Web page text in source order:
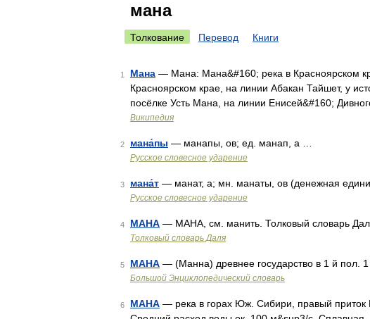
мана
Толкование Перевод Книги
1 Мана — Мана: Мана&#160; река в Красноярском
Красноярском крае, на линии Абакан Тайшет, у
посёлке Усть Мана, на линии Енисей&#160;
Википедия
2 мана́пы — манапы, ов; ед. манап, а …
Русское словесное ударение
3 мана́т — манат, а; мн. манаты, ов (денежная
Русское словесное ударение
4 МАНА — МАНА, см. манить. Толковый словарь
Толковый словарь Даля
5 МАНА — (Манна) древнее государство в 1 й пол.
Большой Энциклопедический словарь
6 МАНА — река в горах Юж. Сибири, правый приток